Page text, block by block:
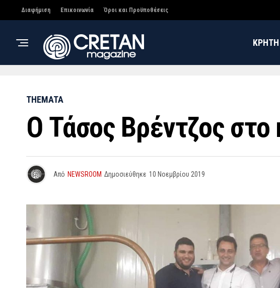
Διαφήμιση Επικοινωνία Όροι και Προϋποθέσεις
ΚΡΗΤΗ
THEMATA
Ο Τάσος Βρέντζος στο
Από NEWSROOM Δημοσιεύθηκε 10 Νοεμβρίου 2019